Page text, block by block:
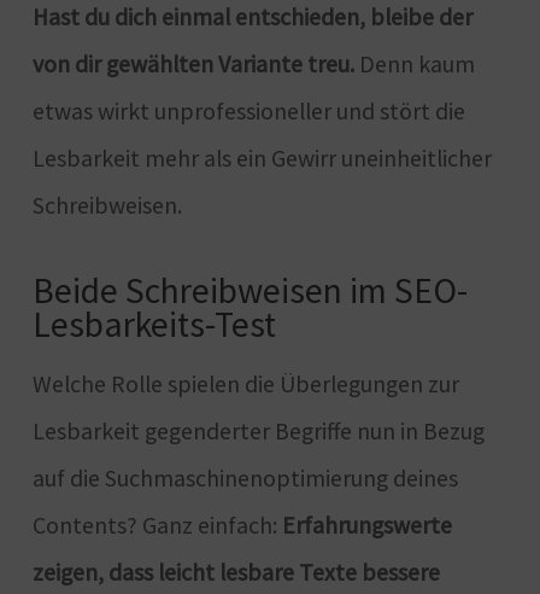
Hast du dich einmal entschieden, bleibe der
von dir gewählten Variante treu.Denn kaum
etwas wirkt unprofessioneller und stört die
Lesbarkeit mehr als ein Gewirr uneinheitlicher
Schreibweisen.
Beide Schreibweisen im SEO-
Lesbarkeits-Test
Welche Rolle spielen die Überlegungen zur
Lesbarkeit gegenderter Begriffe nun in Bezug
auf die Suchmaschinenoptimierung deines
Contents? Ganz einfach: Erfahrungswerte
zeigen, dass leicht lesbare Texte bessere